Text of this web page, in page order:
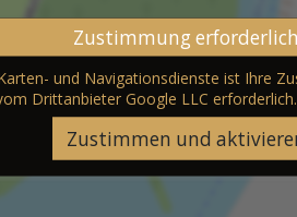
Zustimmung erforderlich
und Navigationsdienste ist Ihre
Drittanbieter Google LLC erforderlich.
Zustimmen und